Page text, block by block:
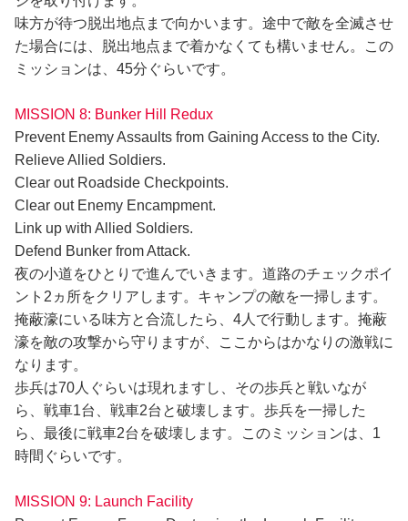
味方が待つ脱出地点まで向かいます。途中で敵を全滅させ
た場合には、脱出地点まで着かなくても構いません。この
ミッションは、45分ぐらいです。
MISSION 8: Bunker Hill Redux
Prevent Enemy Assaults from Gaining Access to the City.
Relieve Allied Soldiers.
Clear out Roadside Checkpoints.
Clear out Enemy Encampment.
Link up with Allied Soldiers.
Defend Bunker from Attack.
夜の小道をひとりで進んでいきます。道路のチェックポイ
ント2ヵ所をクリアします。キャンプの敵を一掃します。
掩蔽濠にいる味方と合流したら、4人で行動します。掩蔽
濠を敵の攻撃から守りますが、ここからはかなりの激戦に
なります。
歩兵は70人ぐらいは現れますし、その歩兵と戦いなが
ら、戦車1台、戦車2台と破壊します。歩兵を一掃した
ら、最後に戦車2台を破壊します。このミッションは、1
時間ぐらいです。
MISSION 9: Launch Facility